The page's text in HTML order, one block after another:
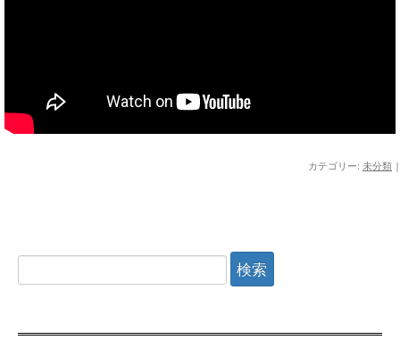
カテゴリー: 未分類 |
検
索: